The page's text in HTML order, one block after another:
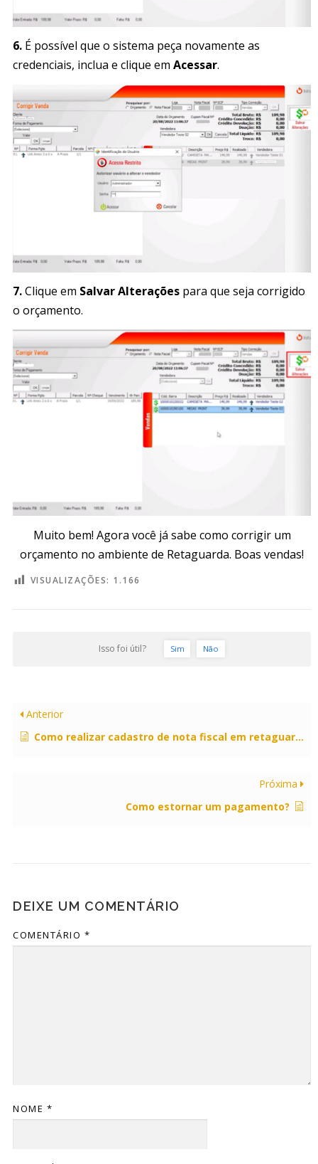
6. É possível que o sistema peça novamente as
credenciais, inclua e clique em Acessar.
7.Clique em Salvar Alterações para que seja corrigido
o orçamento.
Muito bem! Agora você já sabe como corrigir um
orçamento no ambiente de Retaguarda. Boas vendas!
VISUALIZAÇÕES: 1.166
Isso foi útil? Sim Não
Anterior
Como realizar cadastro de nota fiscal em retaguarda e enviar para a loja?
Próxima
Como estornar um pagamento?
DEIXE UM COMENTÁRIO
COMENTÁRIO *
NOME *